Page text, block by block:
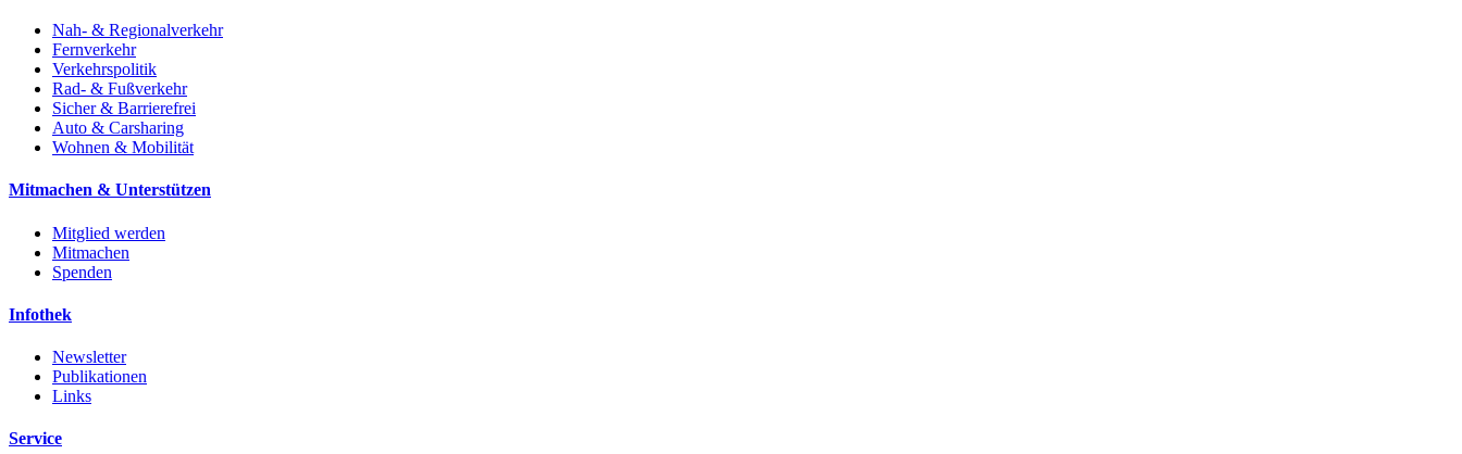
Nah- & Regionalverkehr
Fernverkehr
Verkehrspolitik
Rad- & Fußverkehr
Sicher & Barrierefrei
Auto & Carsharing
Wohnen & Mobilität
Mitmachen & Unterstützen
Mitglied werden
Mitmachen
Spenden
Infothek
Newsletter
Publikationen
Links
Service